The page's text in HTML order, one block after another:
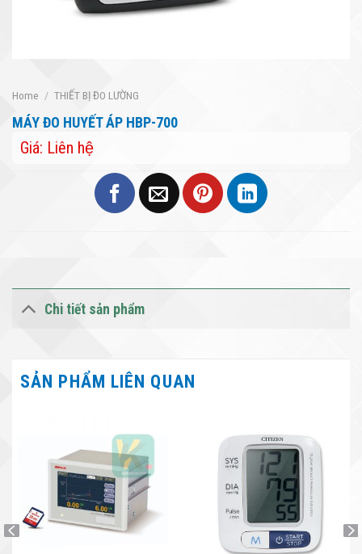
Home / THIẾT BỊ ĐO LƯỜNG
MÁY ĐO HUYẾT ÁP HBP-700
Giá: Liên hệ
Chi tiết sản phẩm
SẢN PHẨM LIÊN QUAN